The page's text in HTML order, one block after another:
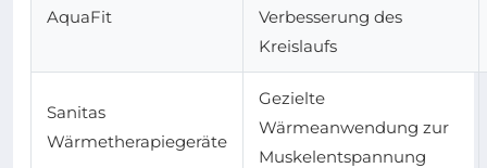
AquaFit
Verbesserung des
Kreislaufs
Sanitas
Wärmetherapiegeräte
Gezielte
Wärmeanwendung zur
Muskelentspannung